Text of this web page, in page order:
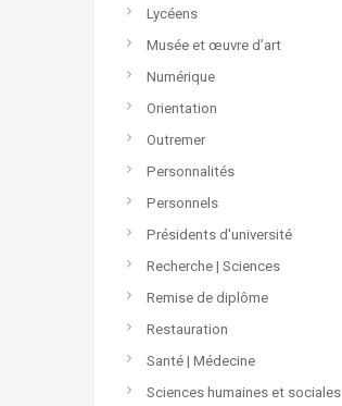
Lycéens
Musée et œuvre d’art
Numérique
Orientation
Outremer
Personnalités
Personnels
Présidents d'université
Recherche | Sciences
Remise de diplôme
Restauration
Santé | Médecine
Sciences humaines et sociales